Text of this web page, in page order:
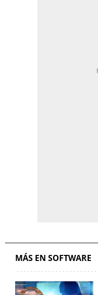
MÁS EN SOFTWARE